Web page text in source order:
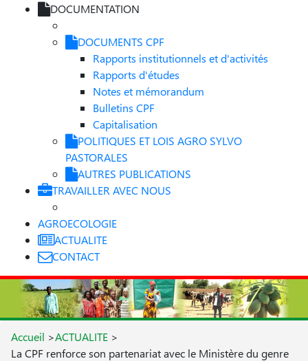
DOCUMENTATION
DOCUMENTS CPF
Rapports institutionnels et d'activités
Rapports d'études
Notes et mémorandum
Bulletins CPF
Capitalisation
POLITIQUES ET LOIS AGRO SYLVO
PASTORALES
AUTRES PUBLICATIONS
TRAVAILLER AVEC NOUS
AGROECOLOGIE
ACTUALITE
CONTACT
Accueil >ACTUALITE >
La CPF renforce son partenariat avec le Ministère du genre